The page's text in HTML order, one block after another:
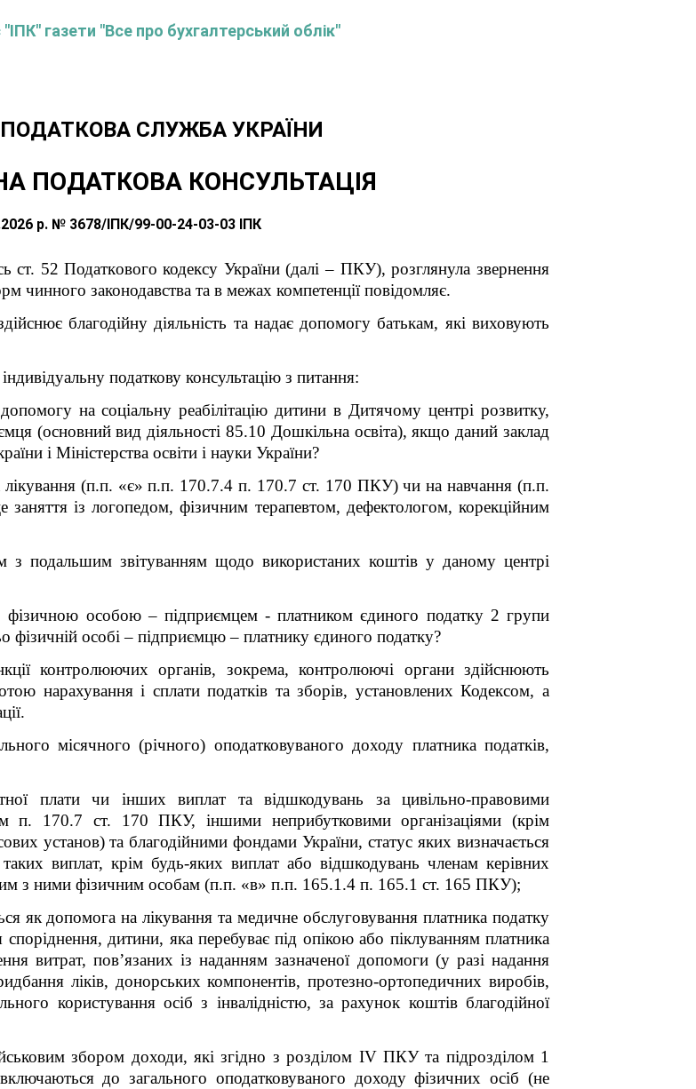
газети "Все про бухгалтерський облік"
СЛУЖБА УКРАЇНИ
ПОДАТКОВА КОНСУЛЬТАЦІЯ
р. № 3678/ІПК/99-00-24-03-03 ІПК
ст. 52 Податкового кодексу України(далі – ПКУ),розглянула звернення
законодавства та в межах компетенції повідомляє.
благодійну діяльність та надає допомогу батькам, які виховують
податкову консультацію з питання:
на соціальну реабілітацію дитини в Дитячому центрі розвитку,
(основний вид діяльності 85.10 Дошкільна освіта), якщо даний заклад
і Міністерства освіти і науки України?
(п.п. «є» п.п. 170.7.4 п. 170.7 ст. 170 ПКУ) чи на навчання (п.п.
із логопедом, фізичним терапевтом, дефектологом, корекційним
подальшим звітуванням щодо використаних коштів у даному центрі
особою – підприємцем - платником єдиного податку 2 групи
фізичній особі – підприємцю – платнику єдиного податку?
контролюючих органів, зокрема, контролюючі органи здійснюють
нарахування і сплати податків та зборів, установлених Кодексом, а
місячного (річного) оподатковуваного доходу платника податків,
плати чи інших виплат та відшкодувань за цивільно-правовими
п. 170.7 ст. 170 ПКУ, іншими неприбутковими організаціями (крім
установ) та благодійними фондами України, статус яких визначається
виплат, крім будь-яких виплат або відшкодувань членам керівних
з ними фізичним особам (п.п. «в» п.п. 165.1.4 п. 165.1 ст. 165 ПКУ);
як допомога на лікування та медичне обслуговування платника податку
дитини, яка перебуває під опікою або піклуванням платника
витрат, пов’язаних із наданням зазначеної допомоги (у разі надання
ліків, донорських компонентів, протезно-ортопедичних виробів,
користування осіб з інвалідністю, за рахунок коштів благодійної
збором доходи, які згідно з розділом IV ПКУ та підрозділом 1
до загального оподатковуваного доходу фізичних осіб (не